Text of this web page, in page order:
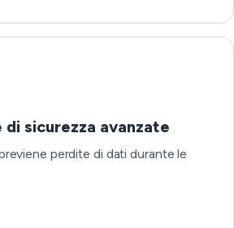
sicurezza avanzate
perdite di dati durante le